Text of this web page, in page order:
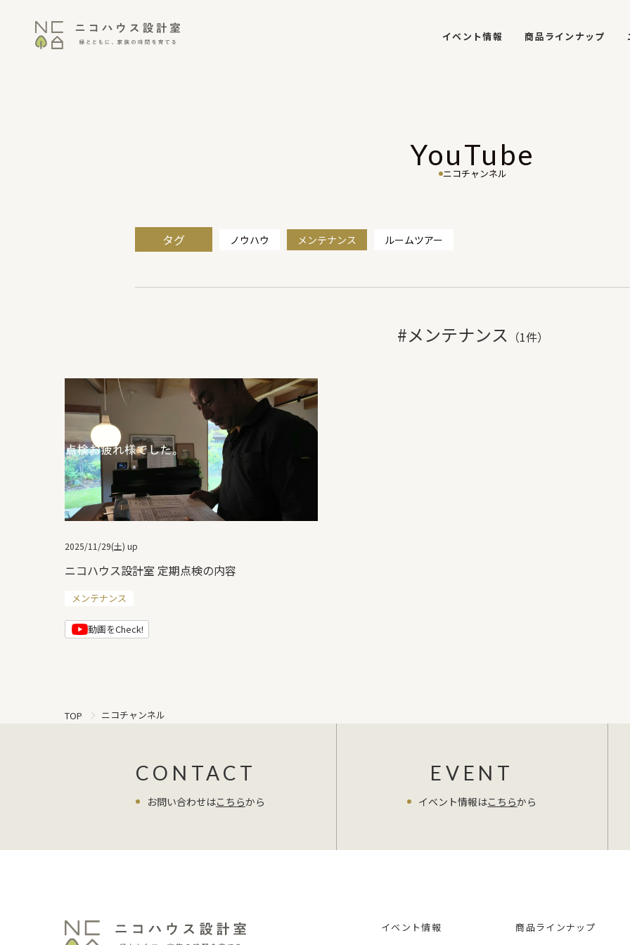
イベント情報 商品ラインナップ
YouTube
ニコチャンネル
タグ ノウハウ メンテナンス ルームツアー
#メンテナンス （1件）
ニコハウス設計室 定期点検の内容
2025/11/29(土) up
メンテナンス
動画をCheck!
TOP ニコチャンネル
CONTACT
お問い合わせはこちらから
EVENT
イベント情報はこちらから
イベント情報 商品ラインナップ